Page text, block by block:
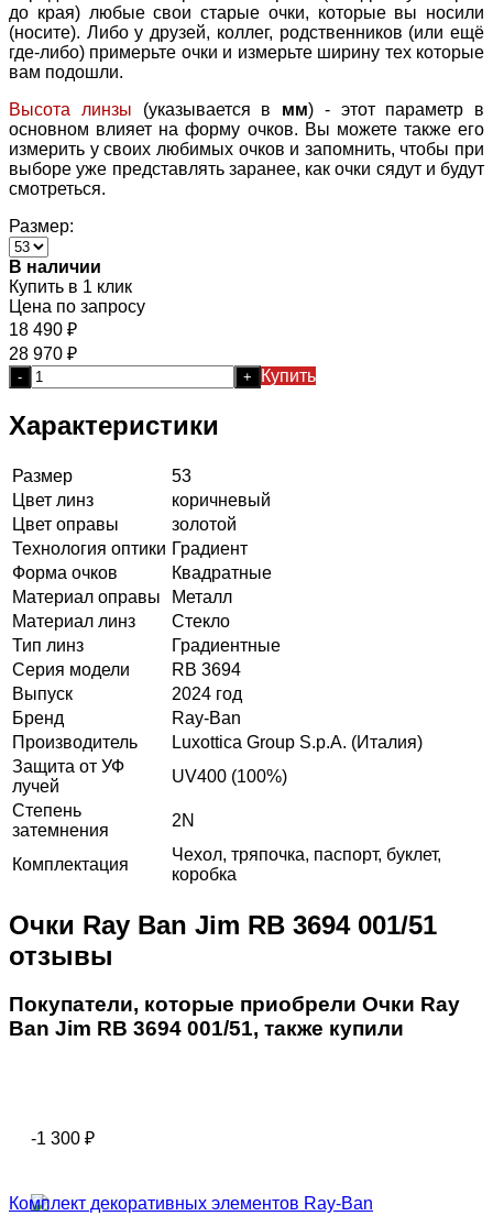
до края) любые свои старые очки, которые вы носили
(носите). Либо у друзей, коллег, родственников (или ещё
где-либо) примерьте очки и измерьте ширину тех которые
вам подошли.
Высота линзы (указывается в мм) - этот параметр в
основном влияет на форму очков. Вы можете также его
измерить у своих любимых очков и запомнить, чтобы при
выборе уже представлять заранее, как очки сядут и будут
смотреться.
Размер:
В наличии
Купить в 1 клик
Цена по запросу
18 490 ₽
28 970 ₽
- + Купить
Характеристики
Размер
53
Цвет линз
коричневый
Цвет оправы
золотой
Технология оптики Градиент
Форма очков
Квадратные
Материал оправы
Металл
Материал линз
Стекло
Тип линз
Градиентные
Серия модели
RB 3694
Выпуск
2024 год
Бренд
Ray-Ban
Производитель
Luxottica Group S.p.A. (Италия)
Защита от УФ
лучей
UV400 (100%)
Степень
затемнения
2N
Комплектация
Чехол, тряпочка, паспорт, буклет,
коробка
Очки Ray Ban Jim RB 3694 001/51
отзывы
Покупатели, которые приобрели Очки Ray
Ban Jim RB 3694 001/51, также купили
-1 300 ₽
Комплект декоративных элементов Ray-Ban